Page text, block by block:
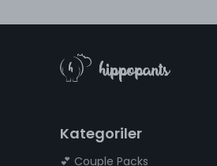
Kategoriler
💕 Couple Packs